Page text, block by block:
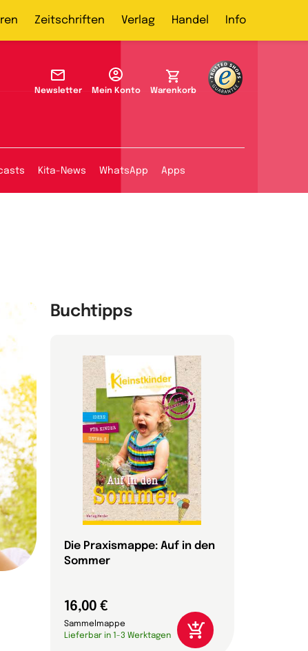
Zeitschriften Verlag Handel Info
Newsletter Mein Konto Warenkorb
Kita-News WhatsApp Apps
Buchtipps
Die Praxismappe: Auf in den
Sommer
16,00 €
Sammelmappe
Lieferbar in 1-3 Werktagen